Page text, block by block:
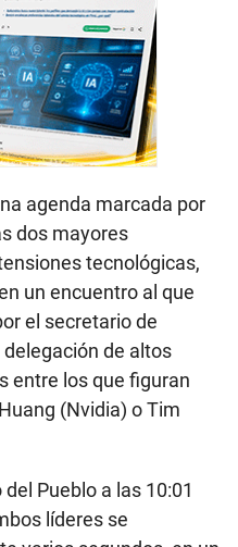
agenda marcada por
dos mayores
tecnológicas,
un encuentro al que
el secretario de
delegación de altos
entre los que figuran
(Nvidia) o Tim
Pueblo a las 10:01
líderes se